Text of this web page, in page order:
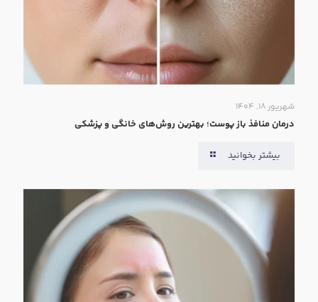
شهریور ۱۸, ۱۴۰۴
درمان منافذ باز پوست؛ بهترین روش‌های خانگی و پزشکی
بیشتر بخوانید